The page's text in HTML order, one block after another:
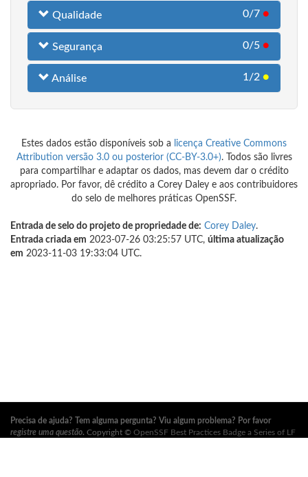
Qualidade 0/7 ●
Segurança 0/5 ●
Análise 1/2 ●
Estes dados estão disponíveis sob a
licença Creative Commons
Attribution versão 3.0 ou posterior (CC-BY-3.0+). Todos são livres
para compartilhar e adaptar os dados, mas devem dar o crédito
apropriado. Por favor, dê crédito a Corey Daley e aos contribuidores
do selo de melhores práticas OpenSSF.
Entrada de selo do projeto de propriedade de: Corey Daley.
Entrada criada em 2023-07-26 03:25:57 UTC, última atualização
em 2023-11-03 19:33:04 UTC.
Precisa de ajuda? Tem alguma pergunta? Viu algum problema? Por favor
registre uma questão. Copyright © OpenSSF Best Practices Badge a Series of LF